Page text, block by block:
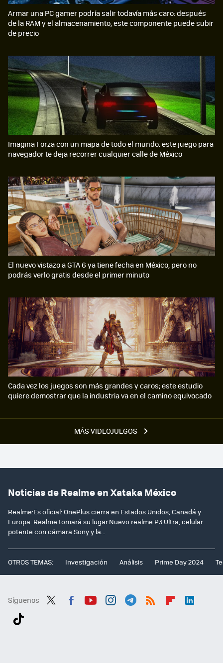
MÁS VIDEOJUEGOS
Armar una PC gamer podría salir todavía más caro: después
de la RAM y el almacenamiento, este componente puede subir
de precio
Imagina Forza con un mapa de todo el mundo: este juego para
navegador te deja recorrer cualquier calle de México
El nuevo vistazo a GTA 6 ya tiene fecha en México, pero no
podrás verlo gratis desde el primer minuto
Cada vez los juegos son más grandes y caros; este estudio
quiere demostrar que la industria va en el camino equivocado
Noticias de Realme en Xataka México
Realme:Es oficial: OnePlus cierra en Estados Unidos, Canadá y
Europa. Realme tomará su lugar.Nuevo realme P3 Ultra, celular
potente con cámara Sony y la...
OTROS TEMAS: Investigación Análisis Prime Day 2024
Síguenos